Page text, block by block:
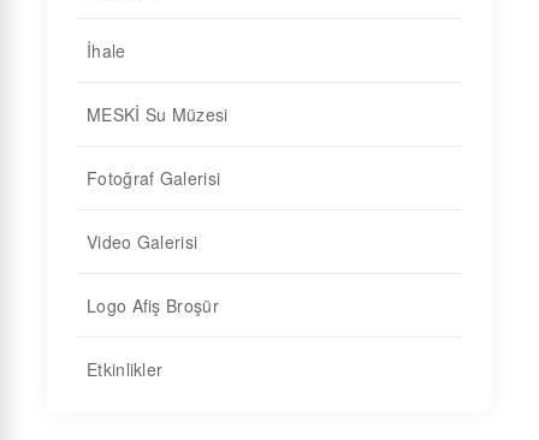
İhale
MESKİ Su Müzesi
Fotoğraf Galerisi
Video Galerisi
Logo Afiş Broşür
Etkinlikler